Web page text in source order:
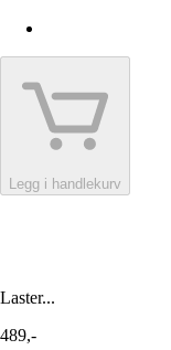
Legg i handlekurv
Laster...
489,-